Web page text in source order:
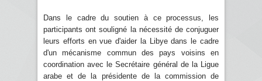
Dans le cadre du soutien à ce processus, les
participants ont souligné la nécessité de conjuguer
leurs efforts en vue d'aider la Libye dans le cadre
d'un mécanisme commun des pays voisins en
coordination avec le Secrétaire général de la Ligue
arabe et de la présidente de la commission de